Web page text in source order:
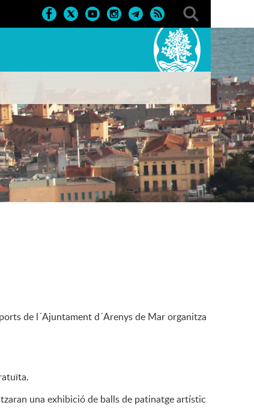
de l´Ajuntament d´Arenys de Mar organitza
una exhibició de balls de patinatge artístic